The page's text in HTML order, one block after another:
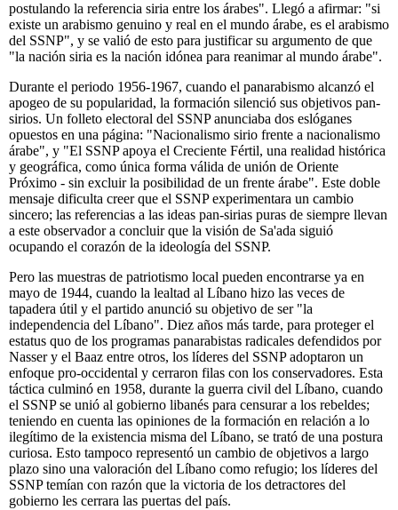
postulando la referencia siria entre los árabes". Llegó a afirmar: "si
existe un arabismo genuino y real en el mundo árabe, es el arabismo
del SSNP", y se valió de esto para justificar su argumento de que
"la nación siria es la nación idónea para reanimar al mundo árabe".
Durante el periodo 1956-1967, cuando el panarabismo alcanzó el
apogeo de su popularidad, la formación silenció sus objetivos pan-
sirios. Un folleto electoral del SSNP anunciaba dos eslóganes
opuestos en una página: "Nacionalismo sirio frente a nacionalismo
árabe", y "El SSNP apoya el Creciente Fértil, una realidad histórica
y geográfica, como única forma válida de unión de Oriente
Próximo - sin excluir la posibilidad de un frente árabe". Este doble
mensaje dificulta creer que el SSNP experimentara un cambio
sincero; las referencias a las ideas pan-sirias puras de siempre llevan
a este observador a concluir que la visión de Sa'ada siguió
ocupando el corazón de la ideología del SSNP.
Pero las muestras de patriotismo local pueden encontrarse ya en
mayo de 1944, cuando la lealtad al Líbano hizo las veces de
tapadera útil y el partido anunció su objetivo de ser "la
independencia del Líbano". Diez años más tarde, para proteger el
estatus quo de los programas panarabistas radicales defendidos por
Nasser y el Baaz entre otros, los líderes del SSNP adoptaron un
enfoque pro-occidental y cerraron filas con los conservadores. Esta
táctica culminó en 1958, durante la guerra civil del Líbano, cuando
el SSNP se unió al gobierno libanés para censurar a los rebeldes;
teniendo en cuenta las opiniones de la formación en relación a lo
ilegítimo de la existencia misma del Líbano, se trató de una postura
curiosa. Esto tampoco representó un cambio de objetivos a largo
plazo sino una valoración del Líbano como refugio; los líderes del
SSNP temían con razón que la victoria de los detractores del
gobierno les cerrara las puertas del país.